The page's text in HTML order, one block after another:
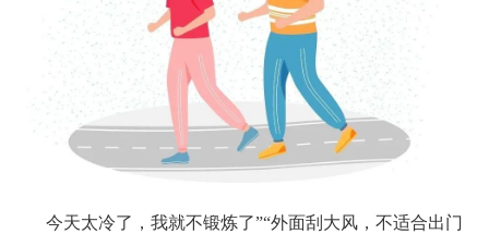
今天太冷了，我就不锻炼了”“外面刮大风，不适合出门